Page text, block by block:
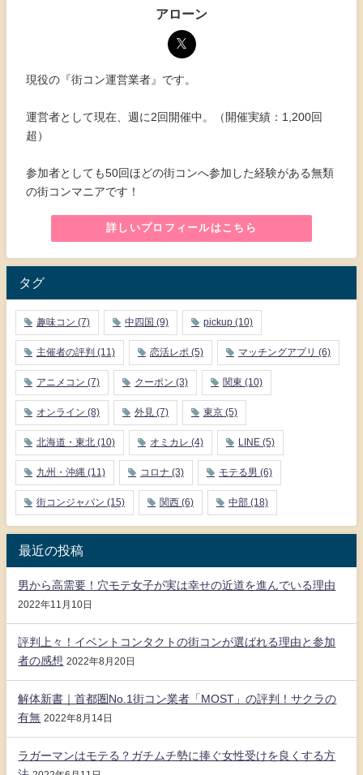
アローン
現役の『街コン運営業者』です。
運営者として現在、週に2回開催中。（開催実績：1,200回
超）
参加者としても50回ほどの街コンへ参加した経験がある無類
の街コンマニアです！
詳しいプロフィールはこちら
タグ
趣味コン (7) 中四国 (9) pickup (10)
主催者の評判 (11) 恋活レポ (5) マッチングアプリ (6)
アニメコン (7) クーポン (3) 関東 (10)
オンライン (8) 外見 (7) 東京 (5)
北海道・東北 (10) オミカレ (4) LINE (5)
九州・沖縄 (11) コロナ (3) モテる男 (6)
街コンジャパン (15) 関西 (6) 中部 (18)
最近の投稿
男から高需要！穴モテ女子が実は幸せの近道を進んでいる理由
2022年11月10日
評判上々！イベントコンタクトの街コンが選ばれる理由と参加
者の感想 2022年8月20日
解体新書｜首都圏No.1街コン業者「MOST」の評判！サクラの
有無 2022年8月14日
ラガーマンはモテる？ガチムチ勢に捧ぐ女性受けを良くする方